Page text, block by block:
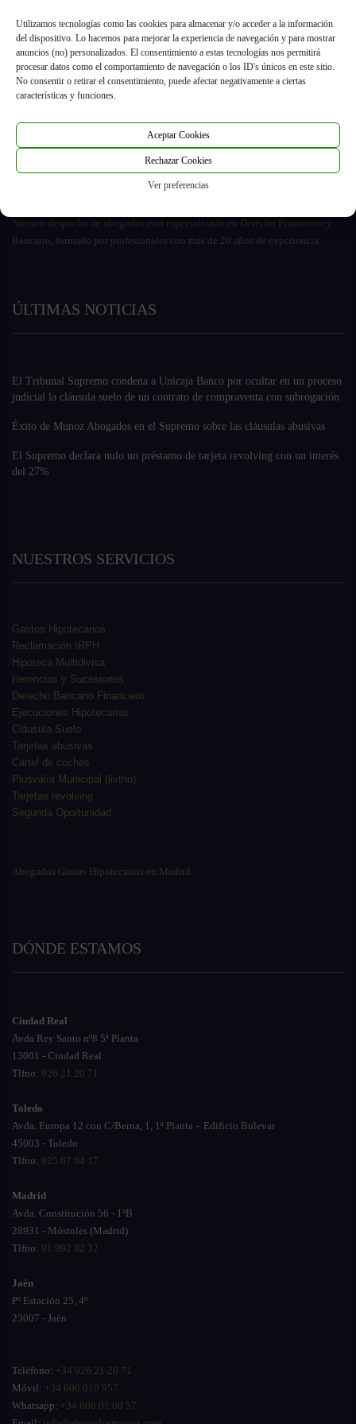
Utilizamos tecnologías como las cookies para almacenar y/o acceder a la información
del dispositivo. Lo hacemos para mejorar la experiencia de navegación y para mostrar
anuncios (no) personalizados. El consentimiento a estas tecnologías nos permitirá
procesar datos como el comportamiento de navegación o los ID's únicos en este sitio.
No consentir o retirar el consentimiento, puede afectar negativamente a ciertas
características y funciones.
Aceptar Cookies
Rechazar Cookies
Ver preferencias
Nuestro despacho de abogados está especializado en Derecho Financiero y
Bancario, formado por profesionales con más de 20 años de experiencia.
ÚLTIMAS NOTICIAS
El Tribunal Supremo condena a Unicaja Banco por ocultar en un proceso
judicial la cláusula suelo de un contrato de compraventa con subrogación
Éxito de Munoz Abogados en el Supremo sobre las cláusulas abusivas
El Supremo declara nulo un préstamo de tarjeta revolving con un interés
del 27%
NUESTROS SERVICIOS
Gastos Hipotecarios
Reclamación IRPH
Hipoteca Multidivisa
Herencias y Sucesiones
Derecho Bancario Financiero
Ejecuciones Hipotecarias
Cláusula Suelo
Tarjetas abusivas
Cártel de coches
Plusvalía Municipal (livtnu)
Tarjetas revolving
Segunda Oportunidad
Abogados Gastos Hipotecarios en Madrid
DÓNDE ESTAMOS
Ciudad Real
Avda Rey Santo nº8 5ª Planta
13001 - Ciudad Real
Tlfno: 926 21 20 71
Toledo
Avda. Europa 12 con C/Berna, 1, 1ª Planta – Edificio Bulevar
45003 - Toledo
Tlfno: 925 67 04 17
Madrid
Avda. Constitución 56 - 1ºB
28931 - Móstoles (Madrid)
Tlfno: 91 992 02 32
Jaén
Pº Estación 25, 4º
23007 - Jaén
Teléfono: +34 926 21 20 71
Móvil: +34 606 010 957
Whatsapp: +34 606 01 09 57